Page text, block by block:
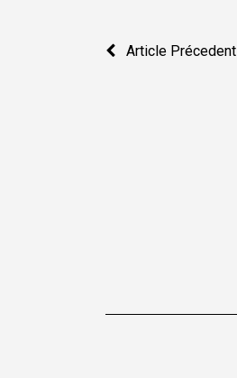
Navigation
Article Précedent